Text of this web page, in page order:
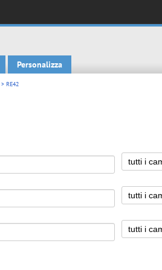
Personalizza
> RE42